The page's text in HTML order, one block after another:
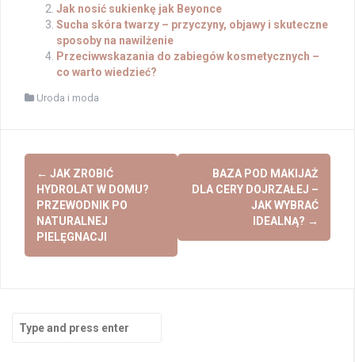
Jak nosić sukienkę jak Beyonce
Sucha skóra twarzy – przyczyny, objawy i skuteczne
sposoby na nawilżenie
Przeciwwskazania do zabiegów kosmetycznych –
co warto wiedzieć?
Uroda i moda
Post
navigation
← JAK ZROBIĆ
HYDROLAT W DOMU?
PRZEWODNIK PO
NATURALNEJ
PIELĘGNACJI
BAZA POD MAKIJAŻ
DLA CERY DOJRZAŁEJ –
JAK WYBRAĆ
IDEALNĄ? →
for: